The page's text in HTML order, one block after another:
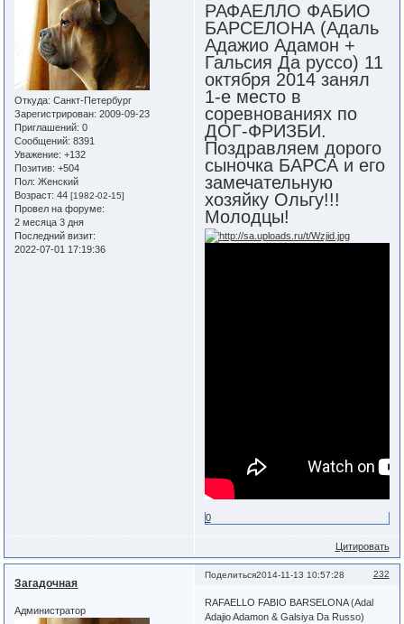
Откуда: Санкт-Петербург
Зарегистрирован: 2009-09-23
Приглашений: 0
Сообщений: 8391
Уважение: +132
Позитив: +504
Пол: Женский
Возраст: 44[1982-02-15]
Провел на форуме:
2 месяца 3 дня
Последний визит:
2022-07-01 17:19:36
РАФАЕЛЛО ФАБИО
БАРСЕЛОНА (Адаль
Адажио Адамон +
Гальсия Да руссо) 11
октября 2014 занял
1-е место в
соревнованиях по
ДОГ-ФРИЗБИ.
Поздравляем дорого
сыночка БАРСА и его
замечательную
хозяйку Ольгу!!!
Молодцы!
0
Цитировать
Поделиться 232
2014-11-13 10:57:28
Загадочная
Администратор
RAFAELLO FABIO BARSELONA (Adal
Adajio Adamon & Galsiya Da Russo)